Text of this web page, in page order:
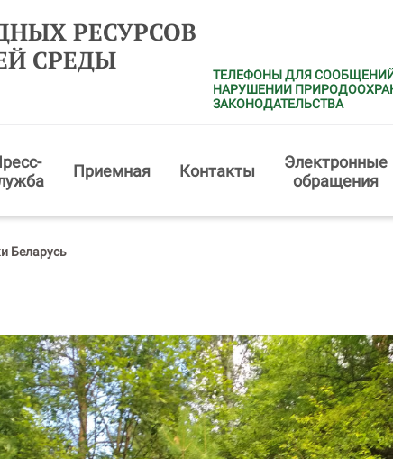
РЕСУРСОВ
СРЕДЫ
ТЕЛЕФОНЫ ДЛЯ
НАРУШЕНИИ
ЗАКОНОДАТЕЛЬСТВА
Приемная Контакты
Электронные
обращения
Беларусь